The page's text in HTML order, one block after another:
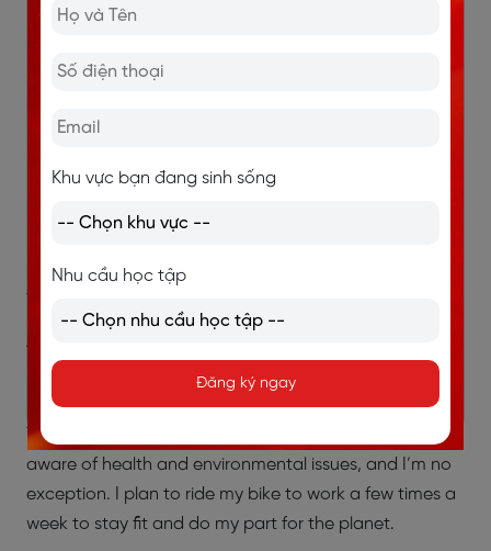
đi lại bằng tàu điện ngầm.)
Ví dụ:I was late because of a traffic jam this
carbon emissions
Reducing carbon emissions is essential to
fight climate change.
(Giảm khí thải carbon là điều
cần thiết để chống biến đổi khí hậu.)
>> Xem thêm:Topic Street Markets IELTS Speaking Part
1, 2, 3: Bài mẫu và từ vựng
1.7. Do you think you will ride a bike
more in the future?
Yes, I think so. Nowadays, people are becoming more
aware of health and environmental issues, and I’m no
exception. I plan to ride my bike to work a few times a
week to stay fit and do my part for the planet.
Khu vực bạn đang sinh sống
Nhu cầu học tập
Đăng ký ngay